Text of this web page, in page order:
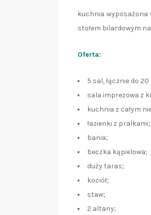
kuchnia wyposażona
stołem bilardowym
Oferta:
5 sal, łącznie do
sala imprezowa z
kuchnia z całym
łazienki z pralkami;
bania;
beczka kąpielowa;
duży taras;
kociół;
staw;
2 altany;